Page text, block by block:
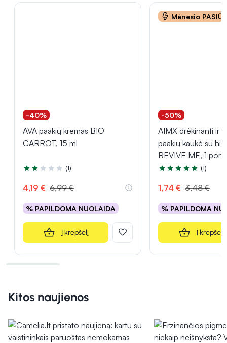
-40%
AVA paakių kremas BIO
CARROT, 15 ml
Įvertinimas 2.0 iš 5
(1)
4,19 € 6,99 €
% PAPILDOMA NUOLAIDA
Į krepšelį
Mėnesio
-50%
AIMX drėkinanti ir
paakių kaukė su
REVIVE ME, 1 pora
Įvertinimas 5.0 iš 5
(1)
1,74 € 3,48 €
% PAPILDOMA
Į krepšelį
Kitos naujienos